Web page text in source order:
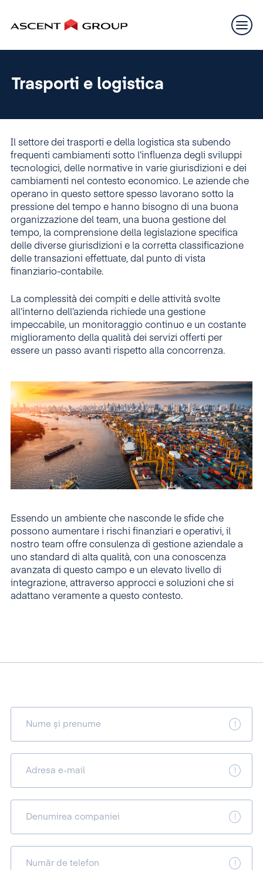
Trasporti e logistica
Il settore dei trasporti e della logistica sta subendo
frequenti cambiamenti sotto l’influenza degli sviluppi
tecnologici, delle normative in varie giurisdizioni e dei
cambiamenti nel contesto economico. Le aziende che
operano in questo settore spesso lavorano sotto la
pressione del tempo e hanno bisogno di una buona
organizzazione del team, una buona gestione del
tempo, la comprensione della legislazione specifica
delle diverse giurisdizioni e la corretta classificazione
delle transazioni effettuate, dal punto di vista
finanziario-contabile.
La complessità dei compiti e delle attività svolte
all’interno dell’azienda richiede una gestione
impeccabile, un monitoraggio continuo e un costante
miglioramento della qualità dei servizi offerti per
essere un passo avanti rispetto alla concorrenza.
Essendo un ambiente che nasconde le sfide che
possono aumentare i rischi finanziari e operativi, il
nostro team offre consulenza di gestione aziendale a
uno standard di alta qualità, con una conoscenza
avanzata di questo campo e un elevato livello di
integrazione, attraverso approcci e soluzioni che si
adattano veramente a questo contesto.
Nume și prenume
Adresa e-mail
Denumirea companiei
Număr de telefon